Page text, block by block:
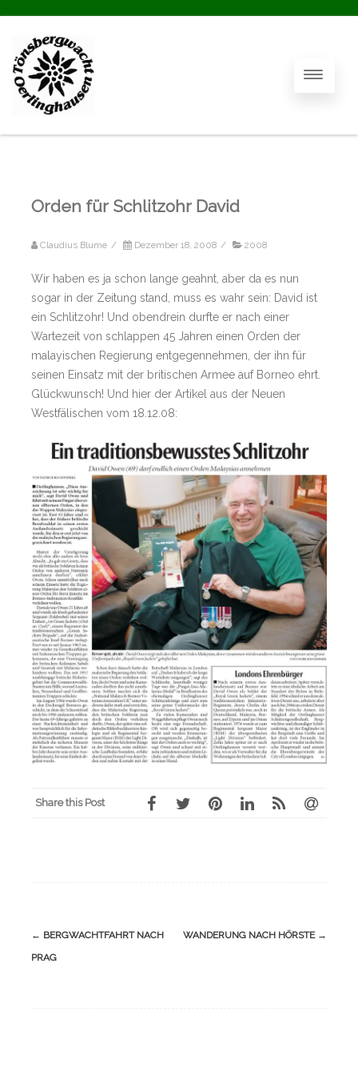
Orden für Schlitzohr David
Claudius Blume / Dezember 18, 2008 / 2008
Wir haben es ja schon lange geahnt, aber da es nun
sogar in der Zeitung stand, muss es wahr sein: David ist
ein Schlitzohr! Und obendrein durfte er nach einer
Wartezeit von schlappen 45 Jahren einen Orden der
malayischen Regierung entgegennehmen, der ihn für
seinen Einsatz mit der britischen Armee auf Borneo ehrt.
Glückwunsch! Und hier der Artikel aus der Neuen
Westfälischen vom 18.12.08:
Share this Post
Navigation
(Beiträge)
← BERGWACHTFAHRT NACH
PRAG
WANDERUNG NACH HÖRSTE →